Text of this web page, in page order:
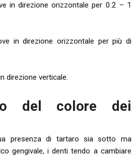
in direzione orizzontale per 0.2 – 1
in direzione orizzontale per più di
direzione verticale.
del colore dei
presenza di tartaro sia sotto ma
gengivale, i denti tendo a cambiare